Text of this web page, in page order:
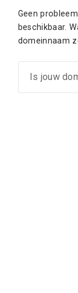
Geen
beschikbaar.
domeinnaam